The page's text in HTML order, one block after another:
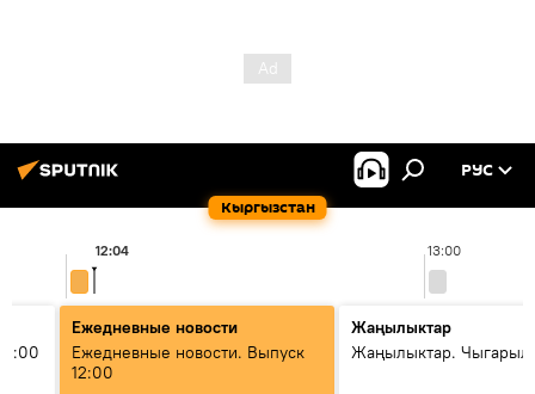
Кыргызстан
РУС
13:00
12:04
Ежедневные новости
Ежедневные новости. Выпуск
12:00
Жаңылыктар
Жаңылыктар.